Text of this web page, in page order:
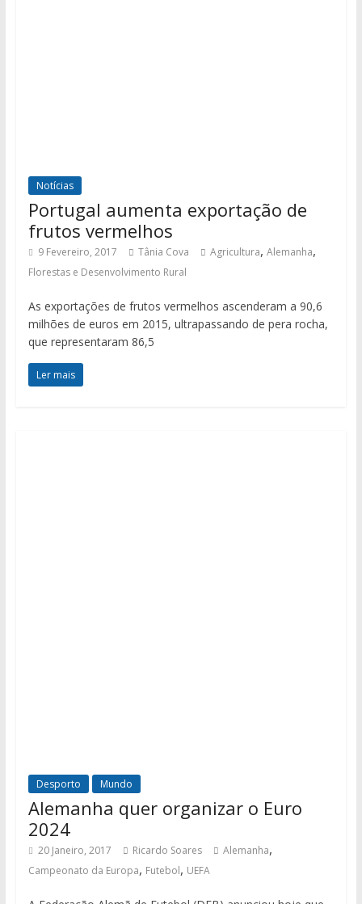
Notícias
Portugal aumenta exportação de
frutos vermelhos
9 Fevereiro, 2017 Tânia Cova Agricultura, Alemanha,
Florestas e Desenvolvimento Rural
As exportações de frutos vermelhos ascenderam a 90,6
milhões de euros em 2015, ultrapassando de pera rocha,
que representaram 86,5
Ler mais
Desporto Mundo
Alemanha quer organizar o Euro
2024
20 Janeiro, 2017 Ricardo Soares Alemanha,
Campeonato da Europa, Futebol, UEFA